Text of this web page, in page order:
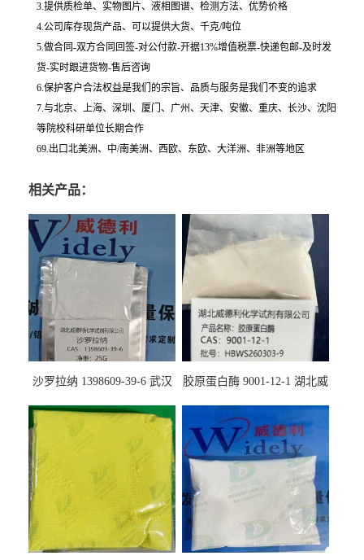
3.提供质检单、实物图片、液相图谱、检测方法、优势价格
4.公司库存现货产品、可以提供大货、千克/吨位
5.做合同-双方合同回签-对公付款-开据13%增值税票-快递包邮-及时发
货-实时跟进货物-售后咨询
6.保护客户合法权益是我们的宗旨、品质与服务是我们不变的追求
7.与北京、上海、深圳、厦门、广州、天津、安徽、重庆、长沙、沈阳
等院校科研单位长期合作
69.出口北美洲、中/南美洲、西欧、东欧、大洋洲、非洲等地区
相关产品：
沙罗拉纳 1398609-39-6 武汉
胶原蛋白酶 9001-12-1 湖北威